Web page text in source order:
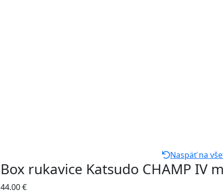
Naspäť na
Box rukavice Katsudo CHAMP IV
44.00€